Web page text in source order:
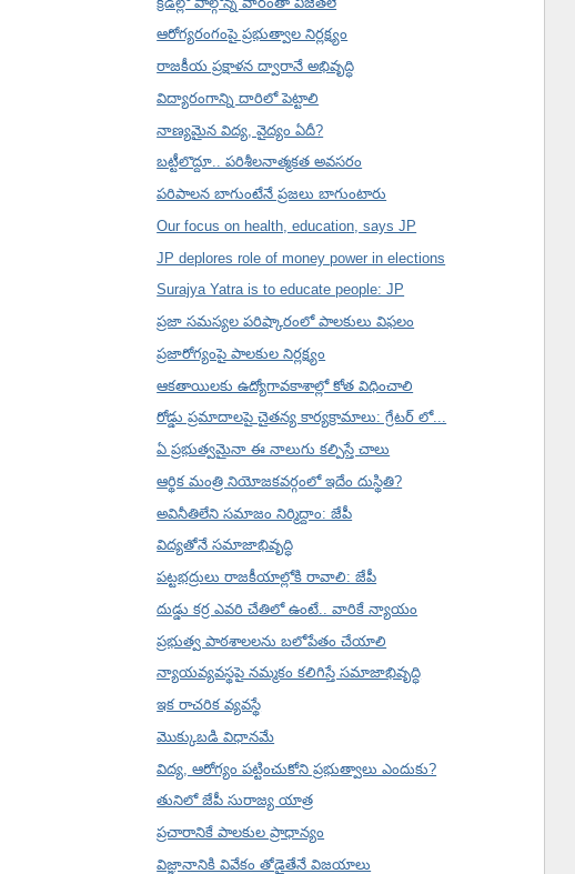
ఆరోగ్యరంగంపై ప్రభుత్వాల నిర్లక్ష్యం
రాజకీయ ప్రక్షాళన ద్వారానే అభివృద్ధి
విద్యారంగాన్ని దారిలో పెట్టాలి
నాణ్యమైన విద్య, వైద్యం ఏదీ?
బట్టీలొద్దూ.. పరిశీలనాత్మకత అవసరం
పరిపాలన బాగుంటేనే ప్రజలు బాగుంటారు
Our focus on health, education, says JP
JP deplores role of money power in elections
Surajya Yatra is to educate people: JP
ప్రజా సమస్యల పరిష్కారంలో పాలకులు విఫలం
ప్రజారోగ్యంపై పాలకుల నిర్లక్ష్యం
ఆకతాయిలకు ఉద్యోగావకాశాల్లో కోత విధించాలి
రోడ్డు ప్రమాదాలపై చైతన్య కార్యక్రామాలు: గ్రేటర్ లో...
ఏ ప్రభుత్వమైనా ఈ నాలుగు కల్పిస్తే చాలు
ఆర్థిక మంత్రి నియోజకవర్గంలో ఇదేం దుస్థితి?
అవినీతిలేని సమాజం నిర్మిద్దాం: జేపీ
విద్యతోనే సమాజాభివృద్ధి
పట్టభద్రులు రాజకీయాల్లోకి రావాలి: జేపీ
దుడ్డు కర్ర ఎవరి చేతిలో ఉంటే.. వారికే న్యాయం
ప్రభుత్వ పాఠశాలలను బలోపేతం చేయాలి
న్యాయవ్యవస్థపై నమ్మకం కలిగిస్తే సమాజాభివృద్ధి
ఇక రాచరిక వ్యవస్థే
మొక్కుబడి విధానమే
విద్య, ఆరోగ్యం పట్టించుకోని ప్రభుత్వాలు ఎందుకు?
తునిలో జేపీ సురాజ్య యాత్ర
ప్రచారానికే పాలకుల ప్రాధాన్యం
విజ్ఞానానికి వివేకం తోడైతేనే విజయాలు